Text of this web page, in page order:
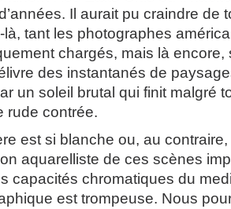
Il aurait pu craindre de
là, tant les photographes
chargés, mais là encore,
des instantanés de
un soleil brutal qui finit malgré
rude contrée.
est si blanche ou, au
aquarelliste de ces scènes
capacités chromatiques du
est trompeuse. Nous